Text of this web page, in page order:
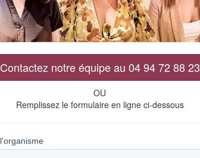
Contactez notre équipe au 04 94 72 88 23
OU
Remplissez le formulaire en ligne ci-dessous